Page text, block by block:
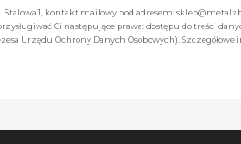
1, kontakt mailowy pod adresem:
Ci następujące prawa: dostępu do treści
Urzędu Ochrony Danych Osobowych).